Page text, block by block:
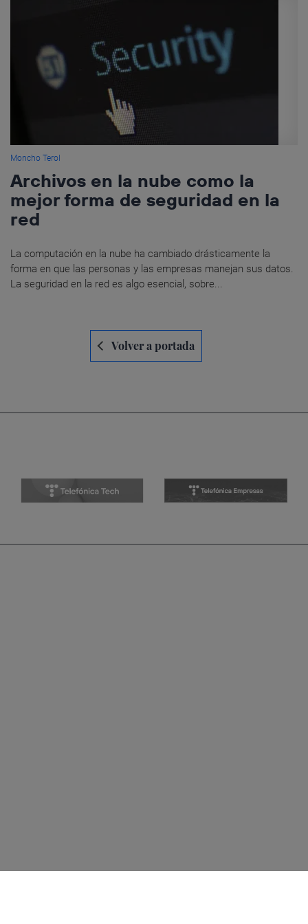
Moncho Terol
Archivos en la nube como la
mejor forma de seguridad en la
red
La computación en la nube ha cambiado drásticamente la
forma en que las personas y las empresas manejan sus datos.
La seguridad en la red es algo esencial, sobre...
Navegación Volver a portada